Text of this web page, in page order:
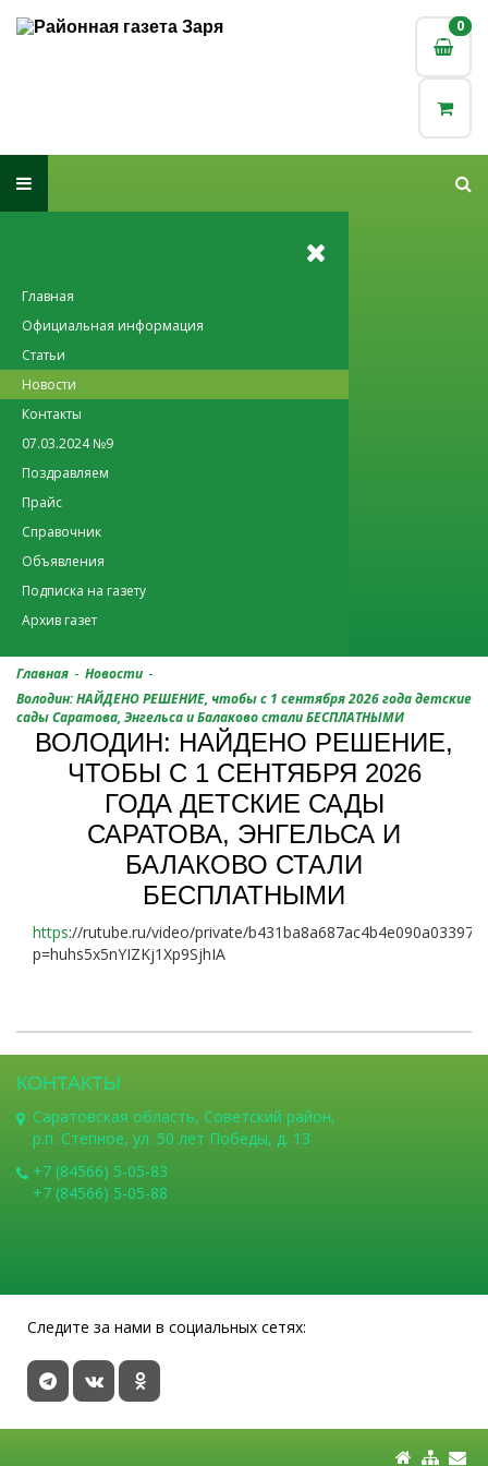
0
0
Главная
Официальная информация
Статьи
Новости
Контакты
07.03.2024 №9
Поздравляем
Прайс
Справочник
Объявления
Подписка на газету
Архив газет
Главная - Новости -
Володин: НАЙДЕНО РЕШЕНИЕ, чтобы с 1 сентября 2026 года детские
сады Саратова, Энгельса и Балаково стали БЕСПЛАТНЫМИ
ВОЛОДИН: НАЙДЕНО РЕШЕНИЕ,
ЧТОБЫ С 1 СЕНТЯБРЯ 2026
ГОДА ДЕТСКИЕ САДЫ
САРАТОВА, ЭНГЕЛЬСА И
БАЛАКОВО СТАЛИ
БЕСПЛАТНЫМИ
https://rutube.ru/video/private/
p=huhs5x5nYIZKj1Xp9SjhIA
КОНТАКТЫ
Саратовская область, Советский район,
р.п. Степное, ул. 50 лет Победы, д. 13
+7 (84566) 5-05-83
+7 (84566) 5-05-88
Следите за нами в социальных сетях: